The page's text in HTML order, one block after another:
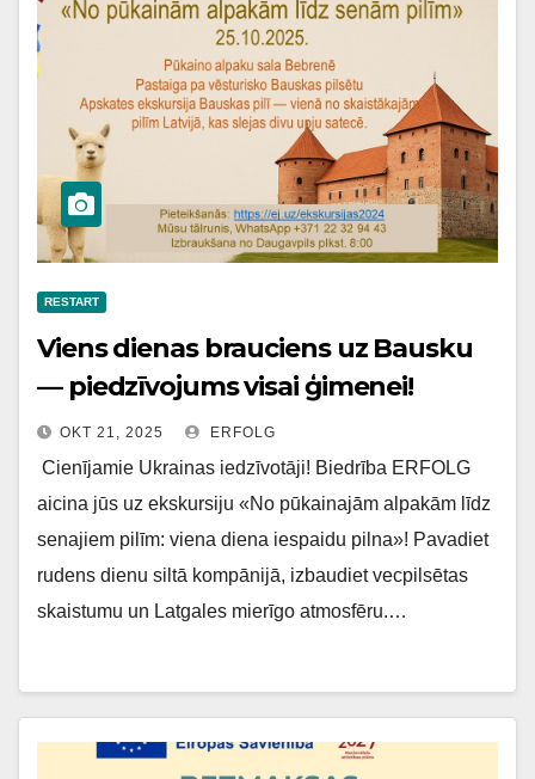
RESTART
Viens dienas brauciens uz Bausku
— piedzīvojums visai ģimenei!
OKT 21, 2025 ERFOLG
Cienījamie Ukrainas iedzīvotāji! Biedrība ERFOLG
aicina jūs uz ekskursiju «No pūkainajām alpakām līdz
senajiem pilīm: viena diena iespaidu pilna»! Pavadiet
rudens dienu siltā kompānijā, izbaudiet vecpilsētas
skaistumu un Latgales mierīgo atmosfēru.…